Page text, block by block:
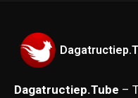
Dagatructiep.Tube –